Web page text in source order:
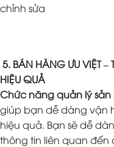
chỉnh sửa
5. BÁN HÀNG ƯU VIỆT
HIỆU QUẢ
Chức năng quản lý
giúp bạn dễ dàng vận
hiệu quả. Bạn sẽ dễ
thông tin liên quan